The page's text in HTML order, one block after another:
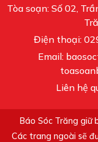
Tòa soạn: Số 02,
Điện thoại:
Email:
Liên hệ
Báo Sóc Trăng giữ
Các trang ngoài sẽ